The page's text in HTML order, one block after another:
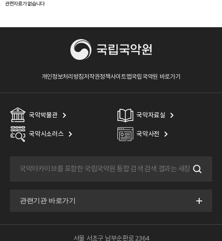
관련자료가 없습니다
개인정보처리방침저작권정책사이트맵국립국악원 바로가기
국악박물관 국악자료실
국악시소러스 국악사전
서울 서초구 남부순환로 2364